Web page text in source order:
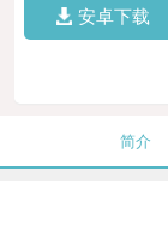
安卓下载
简介